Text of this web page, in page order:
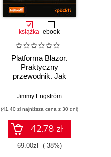
książka ebook
Platforma Blazor.
Praktyczny
przewodnik. Jak
interaktywne
internetowe z C# i
.NET 7. Wydanie II
Jimmy Engström
(41,40 zł najniższa cena z 30 dni)
42.78 zł
69.00zł (-38%)